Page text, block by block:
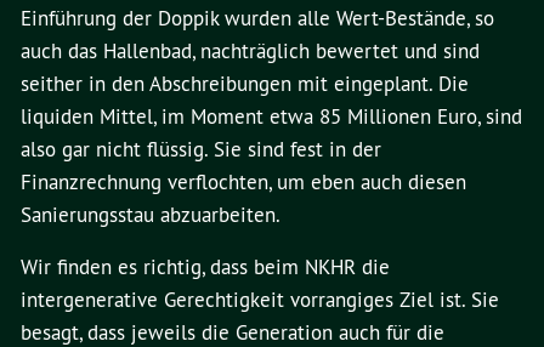
Einführung der Doppik wurden alle Wert-Bestände, so
auch das Hallenbad, nachträglich bewertet und sind
seither in den Abschreibungen mit eingeplant. Die
liquiden Mittel, im Moment etwa 85 Millionen Euro, sind
also gar nicht flüssig. Sie sind fest in der
Finanzrechnung verflochten, um eben auch diesen
Sanierungsstau abzuarbeiten.
Wir finden es richtig, dass beim NKHR die
intergenerative Gerechtigkeit vorrangiges Ziel ist. Sie
besagt, dass jeweils die Generation auch für die